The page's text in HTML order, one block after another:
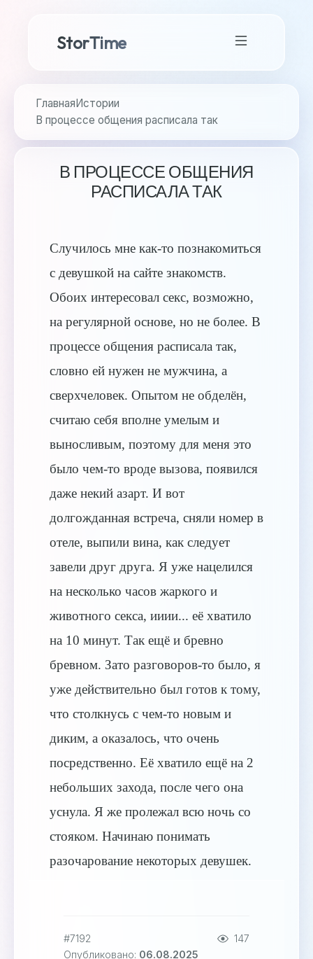
StorTime
ГлавнаяИстории
В процессе общения расписала так
В ПРОЦЕССЕ ОБЩЕНИЯ
РАСПИСАЛА ТАК
Случилось мне как-то познакомиться
с девушкой на сайте знакомств.
Обоих интересовал секс, возможно,
на регулярной основе, но не более. В
процессе общения расписала так,
словно ей нужен не мужчина, а
сверхчеловек. Опытом не обделён,
считаю себя вполне умелым и
выносливым, поэтому для меня это
было чем-то вроде вызова, появился
даже некий азарт. И вот
долгожданная встреча, сняли номер в
отеле, выпили вина, как следует
завели друг друга. Я уже нацелился
на несколько часов жаркого и
животного секса, ииии... её хватило
на 10 минут. Так ещё и бревно
бревном. Зато разговоров-то было, я
уже действительно был готов к тому,
что столкнусь с чем-то новым и
диким, а оказалось, что очень
посредственно. Её хватило ещё на 2
небольших захода, после чего она
уснула. Я же пролежал всю ночь со
стояком. Начинаю понимать
разочарование некоторых девушек.
#7192
147
Опубликовано: 06.08.2025